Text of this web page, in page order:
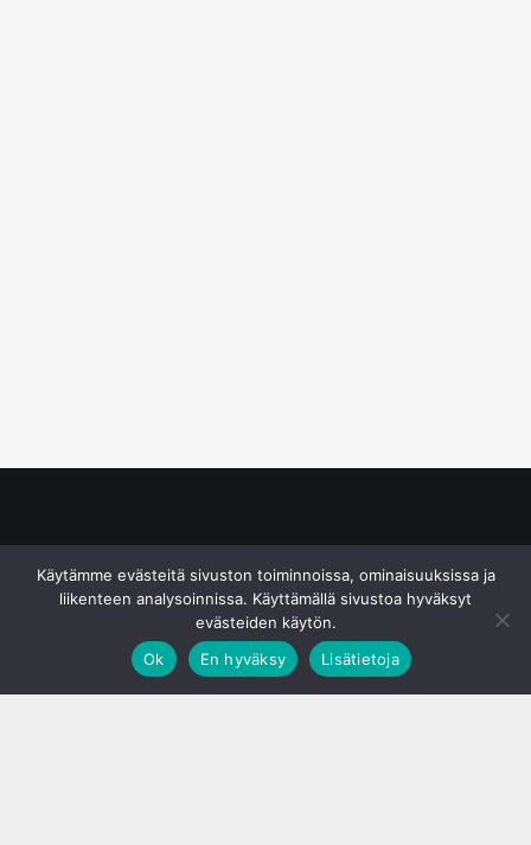
Käytämme evästeitä sivuston toiminnoissa, ominaisuuksissa ja
liikenteen analysoinnissa. Käyttämällä sivustoa hyväksyt
evästeiden käytön.
Ok
En hyväksy Lisätietoja